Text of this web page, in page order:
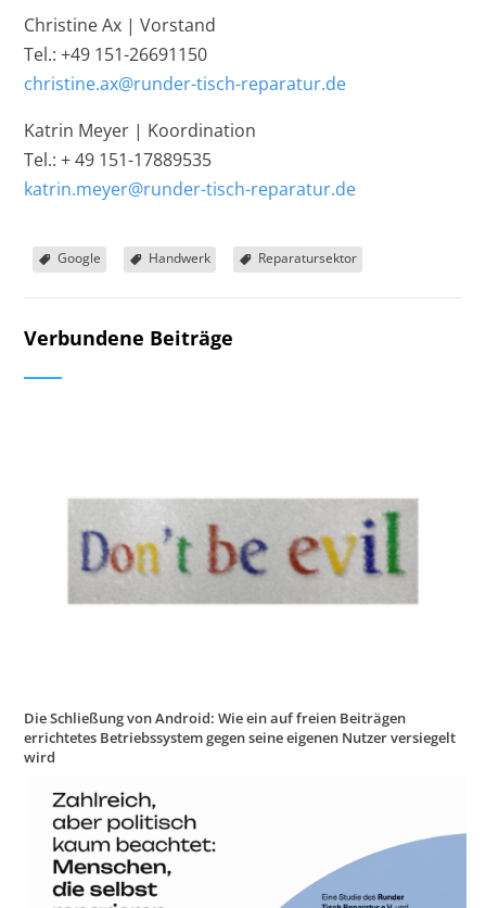
Christine Ax | Vorstand
Tel.: +49 151-26691150
christine.ax@runder-tisch-reparatur.de
Katrin Meyer | Koordination
Tel.: + 49 151-17889535
katrin.meyer@runder-tisch-reparatur.de
Google Handwerk Reparatursektor
Verbundene Beiträge
Die Schließung von Android: Wie ein auf freien Beiträgen
errichtetes Betriebssystem gegen seine eigenen Nutzer versiegelt
wird